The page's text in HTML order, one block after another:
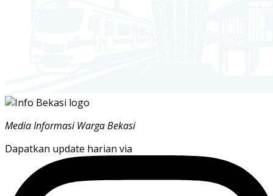
Media Informasi Warga Bekasi
Dapatkan update harian via